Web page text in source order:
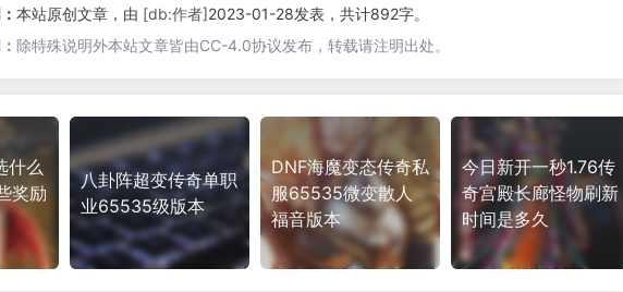
本站原创文章，由 [db:作者]2023-01-28发表，共计892字。
除特殊说明外本站文章皆由CC-4.0协议发布，转载请注明出处。
什么
奖励
八卦阵超变传奇单职
业65535级版本
DNF海魔变态传奇私
服65535微变散人
福音版本
今日新开一秒1.76传
奇宫殿长廊怪物刷新
时间是多久